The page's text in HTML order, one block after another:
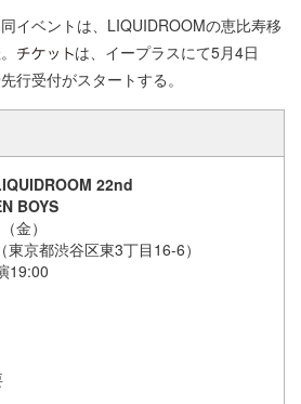
イベントは、LIQUIDROOMの恵比寿移
は、イープラスにて5月4日
行受付がスタートする。
22nd
BOYS
金）
京都渋谷区東3丁目16-6）
19:00